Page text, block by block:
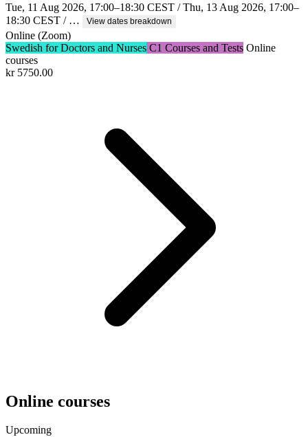
Tue, 11 Aug 2026, 17:00–18:30 CEST / Thu, 13 Aug 2026, 17:00–
18:30 CEST / …
View dates breakdown
Online (Zoom)
Swedish for Doctors and Nurses C1 Courses and Tests Online
courses
kr 5750.00
Online courses
Upcoming